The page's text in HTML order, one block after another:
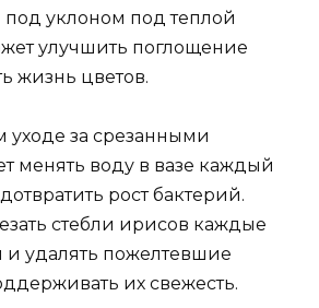
под уклоном под теплой
улучшить поглощение
жизнь цветов.
уходе за срезанными
менять воду в вазе каждый
рост бактерий.
стебли ирисов каждые
и удалять пожелтевшие
их свежесть.